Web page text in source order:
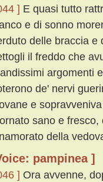
] E quasi tutto
e di sonno
delle braccia e
il freddo che
argomenti
de' nervi
e
sano e
della
pampinea ]
] Ora avvenne,